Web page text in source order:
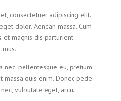
consectetuer adipiscing elit.
dolor. Aenean massa. Cum
et magnis dis parturient
mus.
nec, pellentesque eu, pretium
massa quis enim. Donec pede
vulputate eget, arcu.